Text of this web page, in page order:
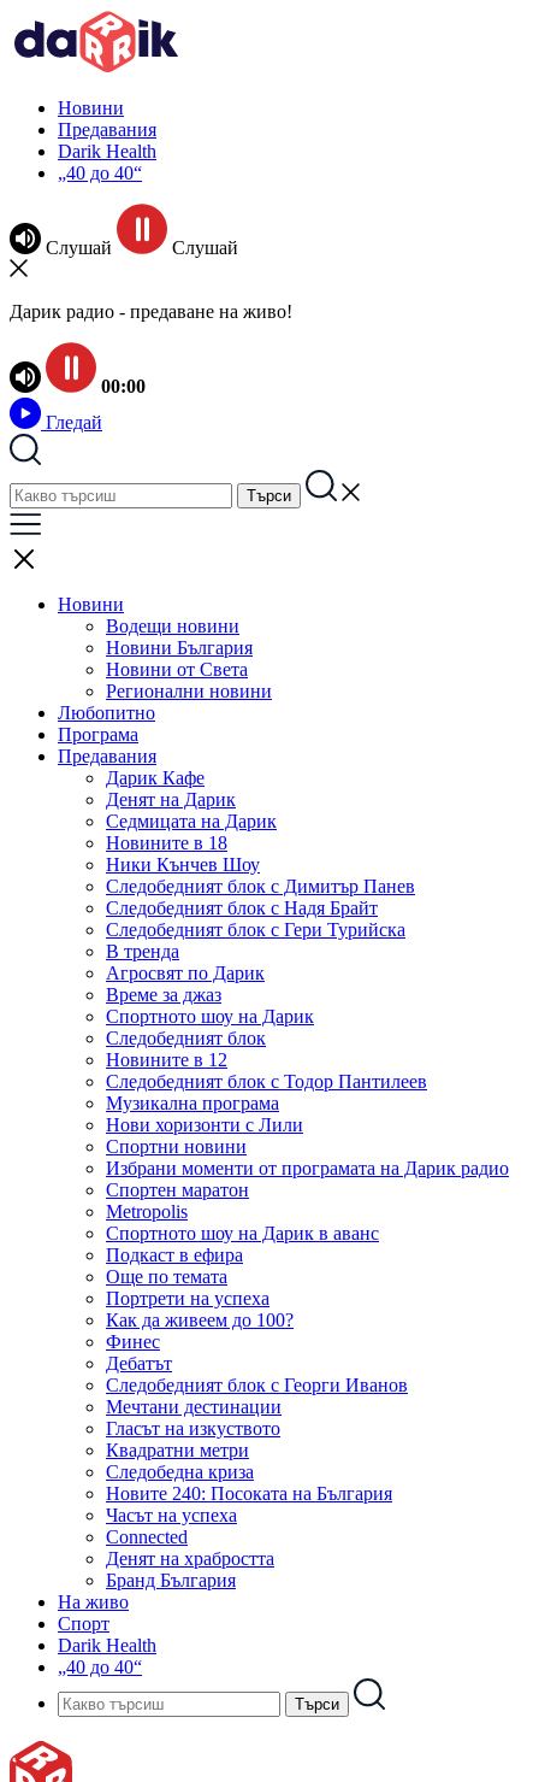
Новини
Предавания
Darik Health
„40 до 40“
Слушай Слушай
Дарик радио - предаване на живо!
00:00
Гледай
Новини
Водещи новини
Новини България
Новини от Света
Регионални новини
Любопитно
Програма
Предавания
Дарик Кафе
Денят на Дарик
Седмицата на Дарик
Новините в 18
Ники Кънчев Шоу
Следобедният блок с Димитър Панев
Следобедният блок с Надя Брайт
Следобедният блок с Гери Турийска
В тренда
Агросвят по Дарик
Време за джаз
Спортното шоу на Дарик
Следобедният блок
Новините в 12
Следобедният блок с Тодор Пантилеев
Музикална програма
Нови хоризонти с Лили
Спортни новини
Избрани моменти от програмата на Дарик радио
Спортен маратон
Metropolis
Спортното шоу на Дарик в аванс
Подкаст в ефира
Още по темата
Портрети на успеха
Как да живеем до 100?
Финес
Дебатът
Следобедният блок с Георги Иванов
Мечтани дестинации
Гласът на изкуството
Квадратни метри
Следобедна криза
Новите 240: Посоката на България
Часът на успеха
Connected
Денят на храбростта
Бранд България
На живо
Спорт
Darik Health
„40 до 40“